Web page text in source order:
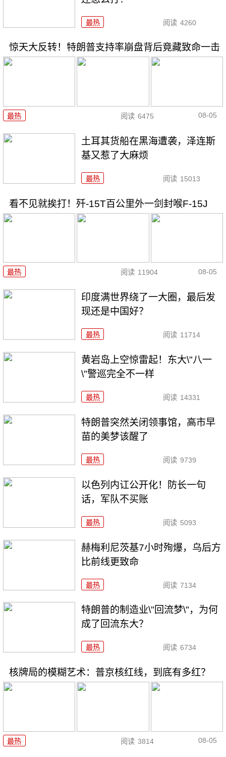
最热 阅读 4260
惊天大反转！特朗普支持率崩盘背后竟藏致命一击
最热 阅读 6475 08-05
土耳其货船在黑海遭袭，泽连斯
基又惹了大麻烦
最热 阅读 15013
看不见就挨打！歼-15T百公里外一剑封喉F-15J
最热 阅读 11904 08-05
印度满世界绕了一大圈，最后发
现还是中国好？
最热 阅读 11714
黄岩岛上空惊雷起！东大\"八一
\"警巡完全不一样
最热 阅读 14331
特朗普突然关闭领事馆，高市早
苗的美梦该醒了
最热 阅读 9739
以色列内讧公开化！防长一句
话，军队不买账
最热 阅读 5093
赫梅利尼茨基7小时殉爆，乌后方
比前线更致命
最热 阅读 7134
特朗普的制造业\"回流梦\"，为何
成了回流东大？
最热 阅读 6734
核牌局的模糊艺术：普京核红线，到底有多红？
最热 阅读 3814 08-05